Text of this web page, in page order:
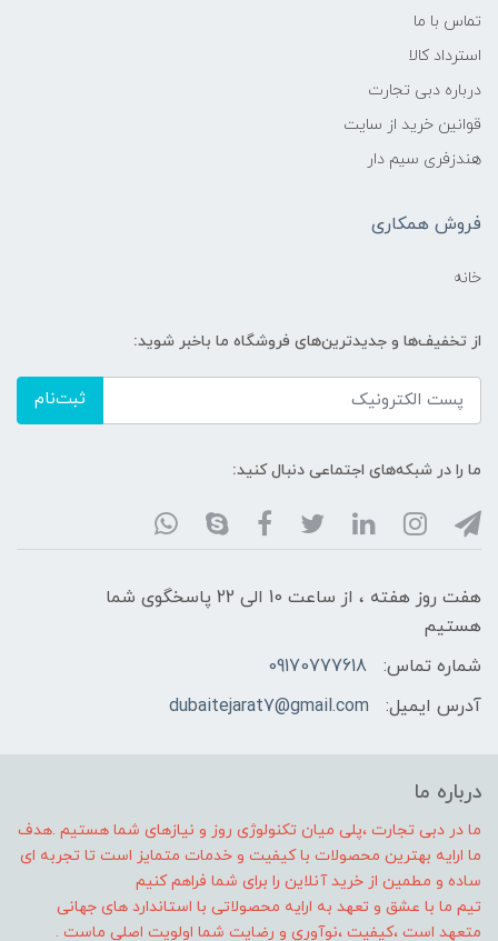
تماس با ما
استرداد کالا
درباره دبی تجارت
قوانین خرید از سایت
هندزفری سیم دار
فروش همکاری
خانه
از تخفیف‌ها و جدیدترین‌های فروشگاه ما باخبر شوید:
ثبت‌نام
ما را در شبکه‌های اجتماعی دنبال کنید:
هفت روز هفته ، از ساعت 10 الی 22 پاسخگوی شما
هستیم
شماره تماس:
09170777618
آدرس ایمیل:
dubaitejarat7@gmail.com
درباره ما
ما در دبی تجارت ،پلی میان تکنولوژی روز و نیازهای شما هستیم .هدف
ما ارایه بهترین محصولات با کیفیت و خدمات متمایز است تا تجربه ای
ساده و مطمین از خرید آنلاین را برای شما فراهم کنیم
تیم ما با عشق و تعهد به ارایه محصولاتی با استاندارد های جهانی
متعهد است ،کیفیت ،نوآوری و رضایت شما اولویت اصلی ماست .